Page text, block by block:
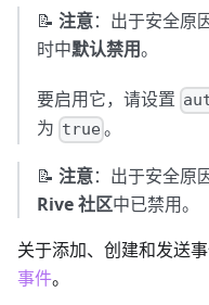
📝 注意：出于安全原
时中默认禁用。
要启用它，请设置
为 true 。
📝 注意：出于安全原
Rive 社区中已禁用。
关于添加、创建和发送
事件。